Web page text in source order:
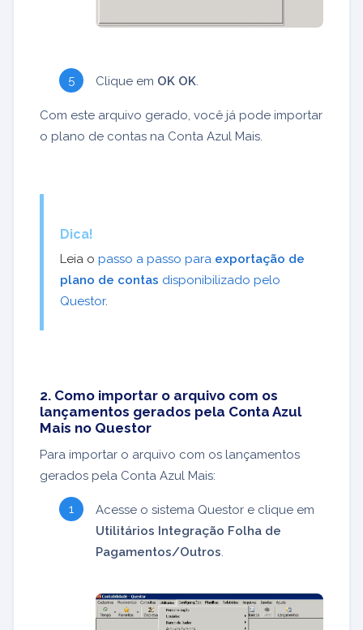
Clique em OK OK
Com este arquivo gerado, você já pode importar
o plano de contas na Conta Azul Mais.
Dica!
Leia o passo a passo para exportação de
plano de contas disponibilizado pelo
Questor.
2. Como importar o arquivo com os
lançamentos gerados pela Conta Azul
Mais no Questor
Para importar o arquivo com os lançamentos
gerados pela Conta Azul Mais:
Acesse o sistema Questor e clique em
Utilitários Integração Folha de
Pagamentos/Outros.